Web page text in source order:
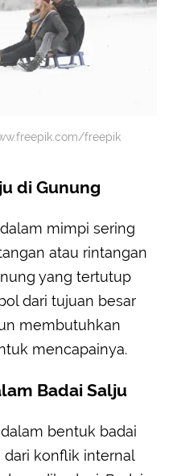
freepik
di Gunung
mimpi sering
atau rintangan
yang tertutup
dari tujuan besar
membutuhkan
mencapainya.
Badai Salju
bentuk badai
dari konflik internal